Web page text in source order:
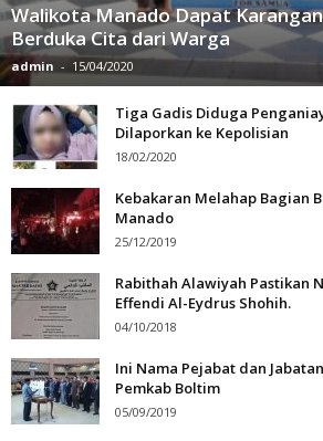
Walikota Manado Dapat
Berduka Cita dari Warga
admin - 15/04/2020
Tiga Gadis Diduga
Dilaporkan ke Kepolisian
18/02/2020
Kebakaran Melahap Bagian
Manado
25/12/2019
Rabithah Alawiyah Pastikan
Effendi Al-Eydrus Shohih.
04/10/2018
Ini Nama Pejabat dan
Pemkab Boltim
05/09/2019